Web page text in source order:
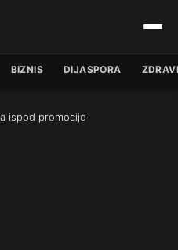
BIZNIS DIJASPORA
ispod promocije